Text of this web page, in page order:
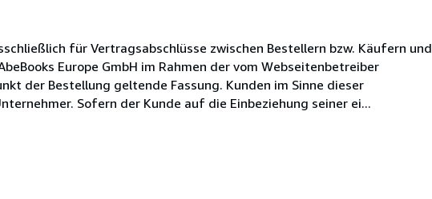
für Vertragsabschlüsse zwischen Bestellern bzw. Käufern und
Europe GmbH im Rahmen der vom Webseitenbetreiber
der Bestellung geltende Fassung. Kunden im Sinne dieser
Sofern der Kunde auf die Einbeziehung seiner ei...